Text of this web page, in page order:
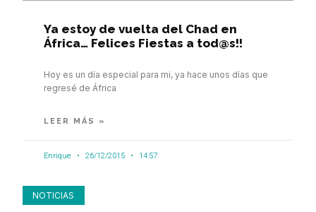
Ya estoy de vuelta del Chad en
África… Felices Fiestas a tod@s!!
Hoy es un día especial para mi, ya hace unos días que
regresé de África
LEER MÁS »
Enrique 26/12/2015 14:57
NOTICIAS